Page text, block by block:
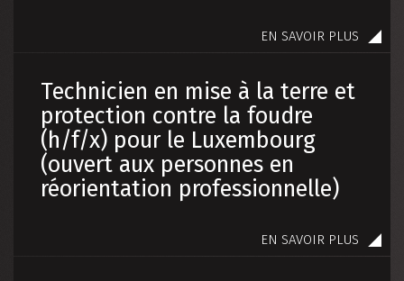
Contact
EN SAVOIR PLUS
Technicien en mise à la terre et
protection contre la foudre
(h/f/x) pour le Luxembourg
(ouvert aux personnes en
réorientation professionnelle)
EN SAVOIR PLUS